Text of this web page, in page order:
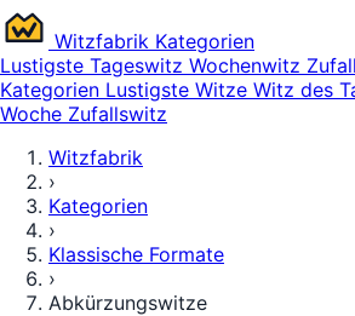
Witzfabrik Kategorien
Lustigste Tageswitz Wochenwitz Zufall
Kategorien Lustigste Witze Witz des
Woche Zufallswitz
Witzfabrik
›
Kategorien
›
Klassische Formate
›
Abkürzungswitze